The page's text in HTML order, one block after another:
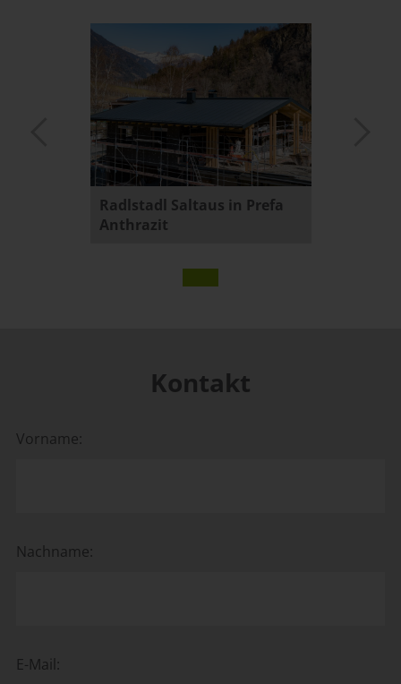
Radlstadl Saltaus in Prefa
Anthrazit
Kontakt
Vorname:
Nachname:
E-Mail: